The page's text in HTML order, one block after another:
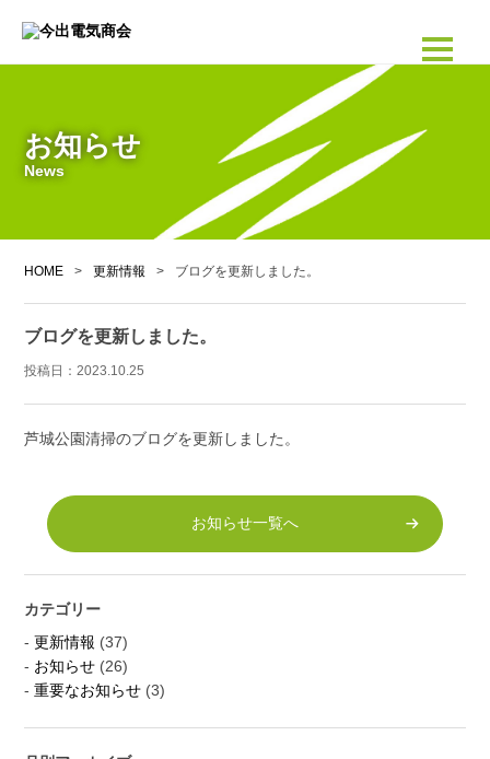
お知らせ
News
HOME > 更新情報 > ブログを更新しました。
ブログを更新しました。
投稿日：2023.10.25
芦城公園清掃のブログを更新しました。
お知らせ一覧へ
カテゴリー
更新情報 (37)
お知らせ (26)
重要なお知らせ (3)